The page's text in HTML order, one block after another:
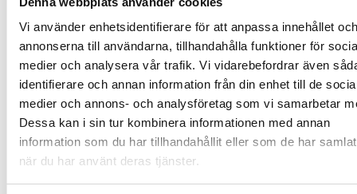
Vi använder enhetsidentifierare för att anpassa innehållet och
annonserna till användarna, tillhandahålla funktioner för
medier och analysera vår trafik. Vi vidarebefordrar även
identifierare och annan information från din enhet till de
medier och annons- och analysföretag som vi samarbetar
Dessa kan i sin tur kombinera informationen med annan
information som du har tillhandahållit eller som de har
när du har använt deras tjänster.
för olika installationsscenarier, inklusive takmontering,
väggmontering och motoriserade fästen. Oavsett om
du behöver installera en projektor i ditt
hemmabiosystem, konferensrum eller offentlig miljö,
har Chief Projektorfästen en lösning som passar dina
behov och krav. Scrolla ned för att ta del av vårt
sortiment!